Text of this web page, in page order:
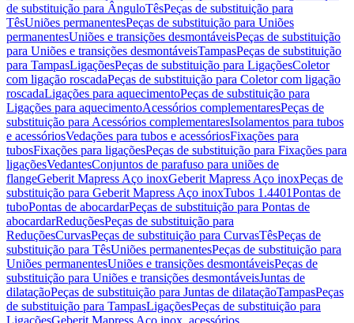
de substituição para ÂnguloTêsPeças de substituição para
TêsUniões permanentesPeças de substituição para Uniões
permanentesUniões e transições desmontáveisPeças de substituição
para Uniões e transições desmontáveisTampasPeças de substituição
para TampasLigaçõesPeças de substituição para LigaçõesColetor
com ligação roscadaPeças de substituição para Coletor com ligação
roscadaLigações para aquecimentoPeças de substituição para
Ligações para aquecimentoAcessórios complementaresPeças de
substituição para Acessórios complementaresIsolamentos para tubos
e acessóriosVedações para tubos e acessóriosFixações para
tubosFixações para ligaçõesPeças de substituição para Fixações para
ligaçõesVedantesConjuntos de parafuso para uniões de
flangeGeberit Mapress Aço inoxGeberit Mapress Aço inoxPeças de
substituição para Geberit Mapress Aço inoxTubos 1.4401Pontas de
tuboPontas de abocardarPeças de substituição para Pontas de
abocardarReduçõesPeças de substituição para
ReduçõesCurvasPeças de substituição para CurvasTêsPeças de
substituição para TêsUniões permanentesPeças de substituição para
Uniões permanentesUniões e transições desmontáveisPeças de
substituição para Uniões e transições desmontáveisJuntas de
dilataçãoPeças de substituição para Juntas de dilataçãoTampasPeças
de substituição para TampasLigaçõesPeças de substituição para
LigaçõesGeberit Mapress Aço inox, acessórios